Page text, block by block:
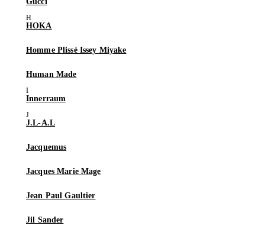
HOKA
Homme Plissé Issey Miyake
Human Made
Innerraum
J.L-A.L
Jacquemus
Jacques Marie Mage
Jean Paul Gaultier
Jil Sander